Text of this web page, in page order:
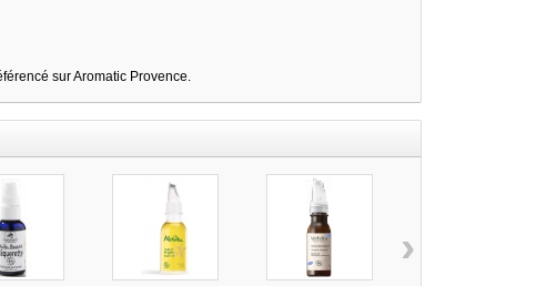
sur Aromatic Provence.
›